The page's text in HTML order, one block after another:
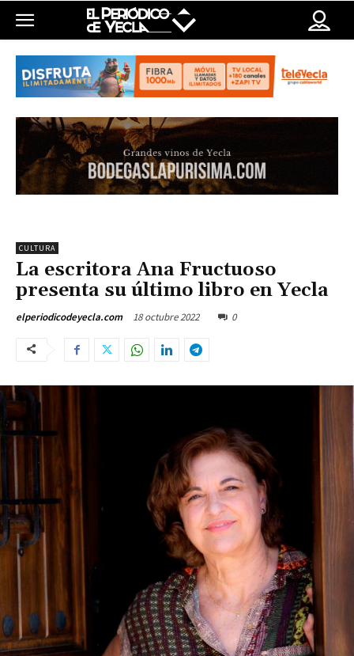
CULTURA
La escritora Ana Fructuoso
presenta su último libro en Yecla
elperiodicodeyecla.com 18 octubre 2022 0